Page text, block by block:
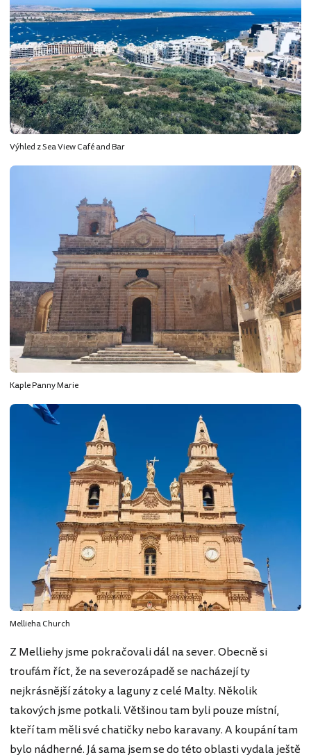
Výhled z Sea View Café and Bar
Kaple Panny Marie
Mellieha Church
Z Melliehy jsme pokračovali dál na sever. Obecně si
troufám říct, že na severozápadě se nacházejí ty
nejkrásnější zátoky a laguny z celé Malty. Několik
takových jsme potkali. Většinou tam byli pouze místní,
kteří tam měli své chatičky nebo karavany. A koupání tam
bylo nádherné. Já sama jsem se do této oblasti vydala ještě